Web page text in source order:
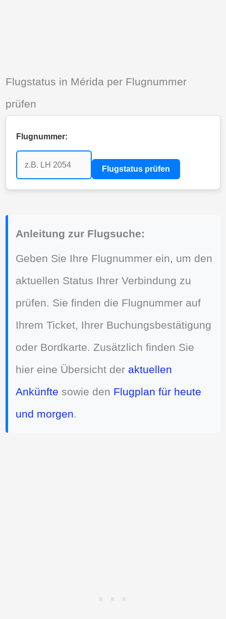
Flugstatus in Mérida per Flugnummer
prüfen
Flugnummer:
Flugstatus prüfen
Anleitung zur Flugsuche:
Geben Sie Ihre Flugnummer ein, um den
aktuellen Status Ihrer Verbindung zu
prüfen. Sie finden die Flugnummer auf
Ihrem Ticket, Ihrer Buchungsbestätigung
oder Bordkarte. Zusätzlich finden Sie
hier eine Übersicht der aktuellen
Ankünfte sowie den Flugplan für heute
und morgen.